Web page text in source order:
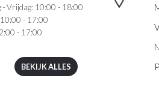
- Vrijdag: 10:00 - 18:00
- 17:00
- 17:00
BEKIJK ALLES